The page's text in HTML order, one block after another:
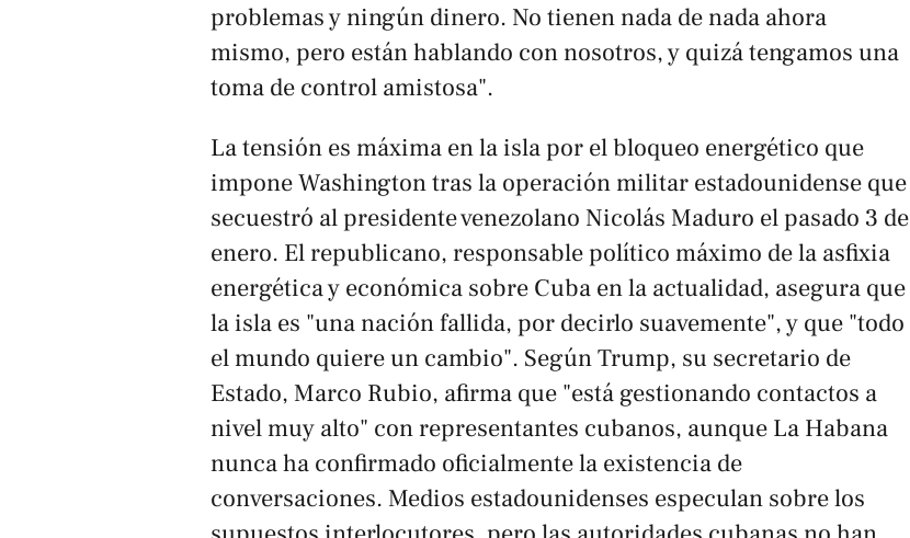
problemas y ningún dinero. No tienen nada de nada ahora
mismo, pero están hablando con nosotros, y quizá tengamos una
toma de control amistosa".
La tensión es máxima en la isla por el bloqueo energético que
impone Washington tras la operación militar estadounidense que
secuestró al presidente venezolano Nicolás Maduro el pasado 3 de
enero. El republicano, responsable político máximo de la asfixia
energética y económica sobre Cuba en la actualidad, asegura que
la isla es "una nación fallida, por decirlo suavemente", y que "todo
el mundo quiere un cambio". Según Trump, su secretario de
Estado, Marco Rubio, afirma que "está gestionando contactos a
nivel muy alto" con representantes cubanos, aunque La Habana
nunca ha confirmado oficialmente la existencia de
conversaciones. Medios estadounidenses especulan sobre los